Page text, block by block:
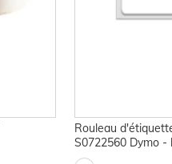
Rouleau
S0722560 Dymo -